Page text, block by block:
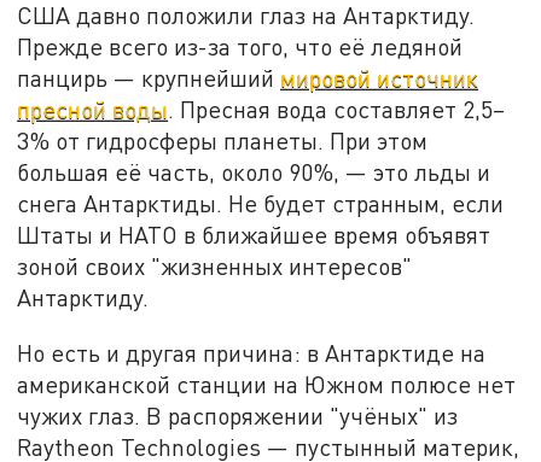
США давно положили глаз на Антарктиду.
Прежде всего из-за того, что её ледяной
панцирь — крупнейший мировой источник
пресной воды. Пресная вода составляет 2,5–
3% от гидросферы планеты. При этом
большая её часть, около 90%, — это льды и
снега Антарктиды. Не будет странным, если
Штаты и НАТО в ближайшее время объявят
зоной своих "жизненных интересов"
Антарктиду.
Но есть и другая причина: в Антарктиде на
американской станции на Южном полюсе нет
чужих глаз. В распоряжении "учёных" из
Raytheon Technologies — пустынный материк,